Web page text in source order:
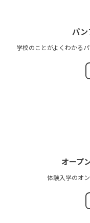
パン
学校のことがよくわかる
オープ
体験入学のオ